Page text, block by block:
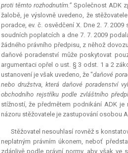
proti těmto rozhodnutím.“Společnost ADK
žalobě, je výslovně uvedeno, že
poradce, ev. č. osvědčení X. Dne 2. 7.
soudních poplatcích a dne 7. 7. 2009
žádného právního předpisu, z něhož
daňové poradenství může poskytovat
argumentaci opřel o ust. § 3 odst. 1 a 2
ustanovení je však uvedeno, že "daňové
nebo družstva, která daňové poradenství
obchodního rejstříku podle zvláštního
stížností, že předmětem podnikání ADK
názoru stěžovatele je zastupování osobou
Stěžovatel nesouhlasí rovněž s
neplatným právním úkonem, neboť
zdánlivě podle právní normy, aby však ve